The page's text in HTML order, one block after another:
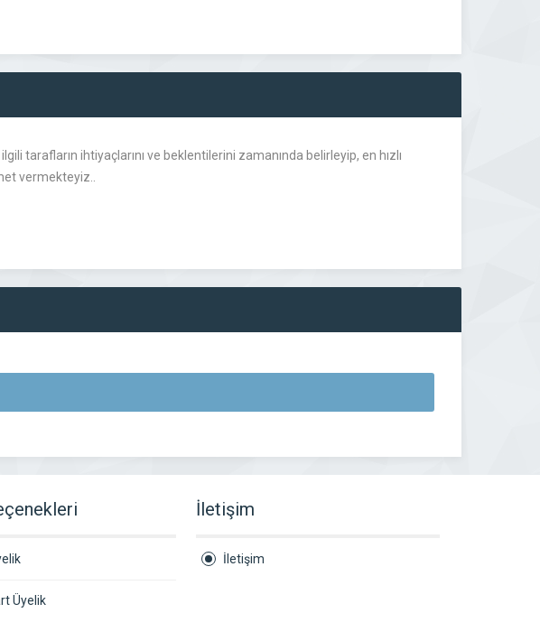
tarafların ihtiyaçlarını ve beklentilerini zamanında belirleyip, en hızlı
vermekteyiz..
Üyelik
İletişim
İletişim